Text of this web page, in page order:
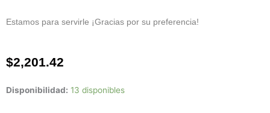
Estamos para servirle ¡Gracias por su preferencia!
$2,201.42
Disponibilidad: 13 disponibles